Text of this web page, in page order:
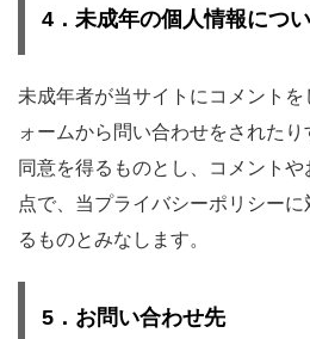
4．未成年の個人情報につ
未成年者が当サイトにコメント
ォームから問い合わせをされた
同意を得るものとし、コメント
点で、当プライバシーポリシー
るものとみなします。
5．お問い合わせ先